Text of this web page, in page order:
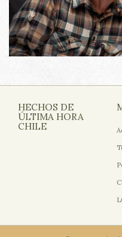
HECHOS DE
ÚLTIMA HORA
CHILE